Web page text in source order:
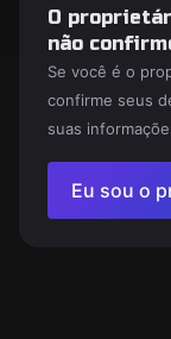
O
não
Se você é o
confirme seus
suas
Eu sou o